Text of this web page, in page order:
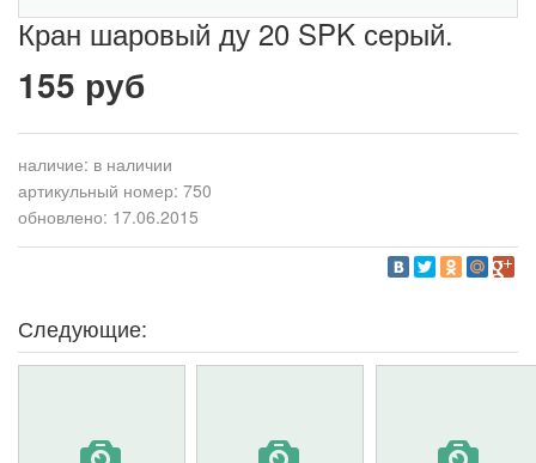
Кран шаровый ду 20 SPK серый.
155 руб
наличие: в наличии
артикульный номер: 750
обновлено: 17.06.2015
Следующие: